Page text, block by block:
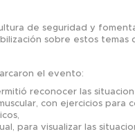
de seguridad y
sobre estos
el evento:
reconocer las
con ejercicios
para visualizar las